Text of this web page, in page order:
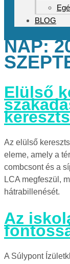
BLOG
NAP:
Elülső
Az elülső
eleme, amely a
combcsont és a
LCA megfeszül,
hátrabillenését.
Az
A Súlypont